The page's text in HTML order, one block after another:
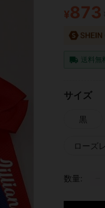
¥873
送料無
サイズ
黒
ローズ
数量: